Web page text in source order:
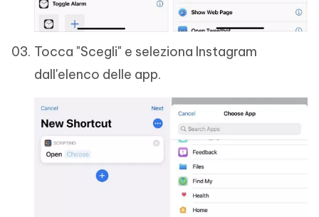
Tocca "Scegli" e seleziona Instagram
dall'elenco delle app.